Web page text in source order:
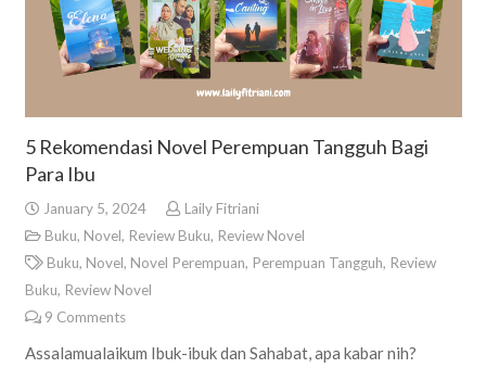
5 Rekomendasi Novel Perempuan Tangguh Bagi
Para Ibu
January 5, 2024
Laily Fitriani
Buku, Novel, Review Buku, Review Novel
Buku, Novel, Novel Perempuan, Perempuan Tangguh, Review
Buku, Review Novel
9 Comments
Assalamualaikum Ibuk-ibuk dan Sahabat, apa kabar nih?